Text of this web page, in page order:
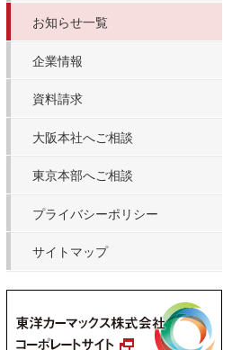
お知らせ一覧
企業情報
資料請求
大阪本社へご相談
東京本部へご相談
プライバシーポリシー
サイトマップ